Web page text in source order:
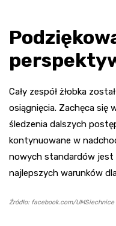
Cały zespół żłobka
osiągnięcia. Zachęca się
śledzenia dalszych
kontynuowane w
nowych standardów jest
najlepszych warunków
Źródło: facebook.com/UMSiechnice